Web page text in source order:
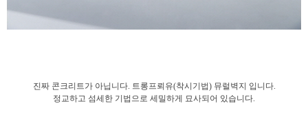
진짜 콘크리트가 아닙니다. 트롱프뢰유(착시기법) 뮤럴벽지 입니다.
정교하고 섬세한 기법으로 세밀하게 묘사되어 있습니다.